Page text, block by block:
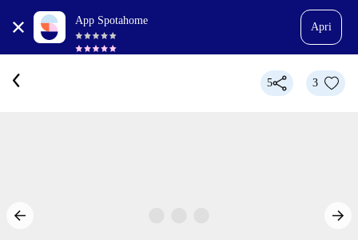
App Spotahome
Apri
5 3